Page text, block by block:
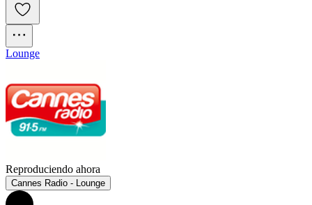
Lounge
Reproduciendo ahora
Cannes Radio - Lounge